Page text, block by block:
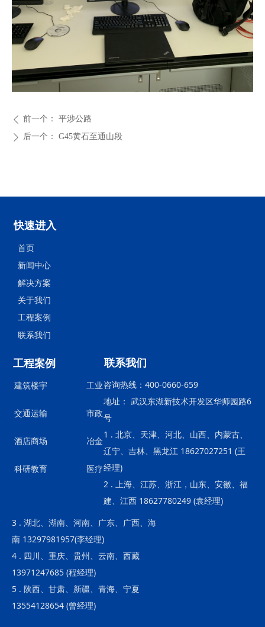
ꄴ 前一个： 平涉公路
ꄲ 后一个： G45黄石至通山段
联系我们
咨询热线：400-0660-659
地址： 武汉东湖新技术开发区华师园路6
号
1 . 北京、天津、河北、山西、内蒙古、
辽宁、吉林、黑龙江 18627027251 (王
经理)
2 . 上海、江苏、浙江，山东、安徽、福
建、江西 18627780249 (袁经理)
建筑楼宇
交通运输
酒店商场
科研教育
工业
市政
冶金
医疗
工程案例
3 . 湖北、湖南、河南、广东、广西、海
南 13297981957(李经理)
4 . 四川、重庆、贵州、云南、西藏
13971247685 (程经理)
5 . 陕西、甘肃、新疆、青海、宁夏
13554128654 (曾经理)
首页
新闻中心
解决方案
关于我们
工程案例
联系我们
快速进入